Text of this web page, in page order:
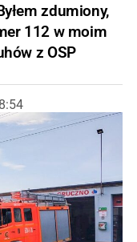
zdumiony,
112 w moim
z OSP